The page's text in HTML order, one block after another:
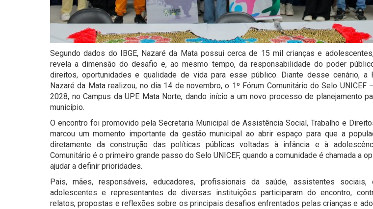
Segundo dados do IBGE, Nazaré da Mata possui cerca de 15 mil crianças e
revela a dimensão do desafio e, ao mesmo tempo, da responsabilidade do poder
direitos, oportunidades e qualidade de vida para esse público. Diante desse cenário, a
Nazaré da Mata realizou, no dia 14 de novembro, o 1º Fórum Comunitário do Selo UNICEF
2028, no Campus da UPE Mata Norte, dando início a um novo processo de planejamento
município.
O encontro foi promovido pela Secretaria Municipal de Assistência Social, Trabalho e
marcou um momento importante da gestão municipal ao abrir espaço para que a
diretamente da construção das políticas públicas voltadas à infância e à
Comunitário é o primeiro grande passo do Selo UNICEF, quando a comunidade é chamada a
ajudar a definir prioridades.
Pais, mães, responsáveis, educadores, profissionais da saúde, assistentes sociais,
adolescentes e representantes de diversas instituições participaram do encontro,
relatos, propostas e reflexões sobre os principais desafios enfrentados pelas crianças e